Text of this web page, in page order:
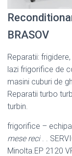
BRASOV
Reparatii:
lazi frigorifice de
masini cuburi de
Reparatii turbo
turbin.
frigorifice –
mese reci. .
Minolta.EP 2120